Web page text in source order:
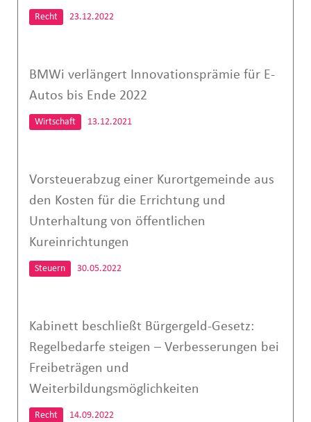
Recht 23.12.2022
BMWi verlängert Innovationsprämie für E-
Autos bis Ende 2022
Wirtschaft 13.12.2021
Vorsteuerabzug einer Kurortgemeinde aus
den Kosten für die Errichtung und
Unterhaltung von öffentlichen
Kureinrichtungen
Steuern 30.05.2022
Kabinett beschließt Bürgergeld-Gesetz:
Regelbedarfe steigen – Verbesserungen bei
Freibeträgen und
Weiterbildungsmöglichkeiten
Recht 14.09.2022